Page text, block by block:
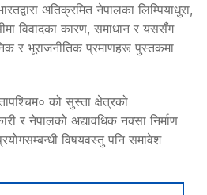
अतिक्रमित नेपालका लिम्पियाधुरा,
विवादका कारण, समाधान र यससँग
र भूराजनीतिक प्रमाणहरू पुस्तकमा
को सुस्ता क्षेत्रको
र नेपालको अद्यावधिक नक्सा निर्माण
विषयवस्तु पनि समावेश